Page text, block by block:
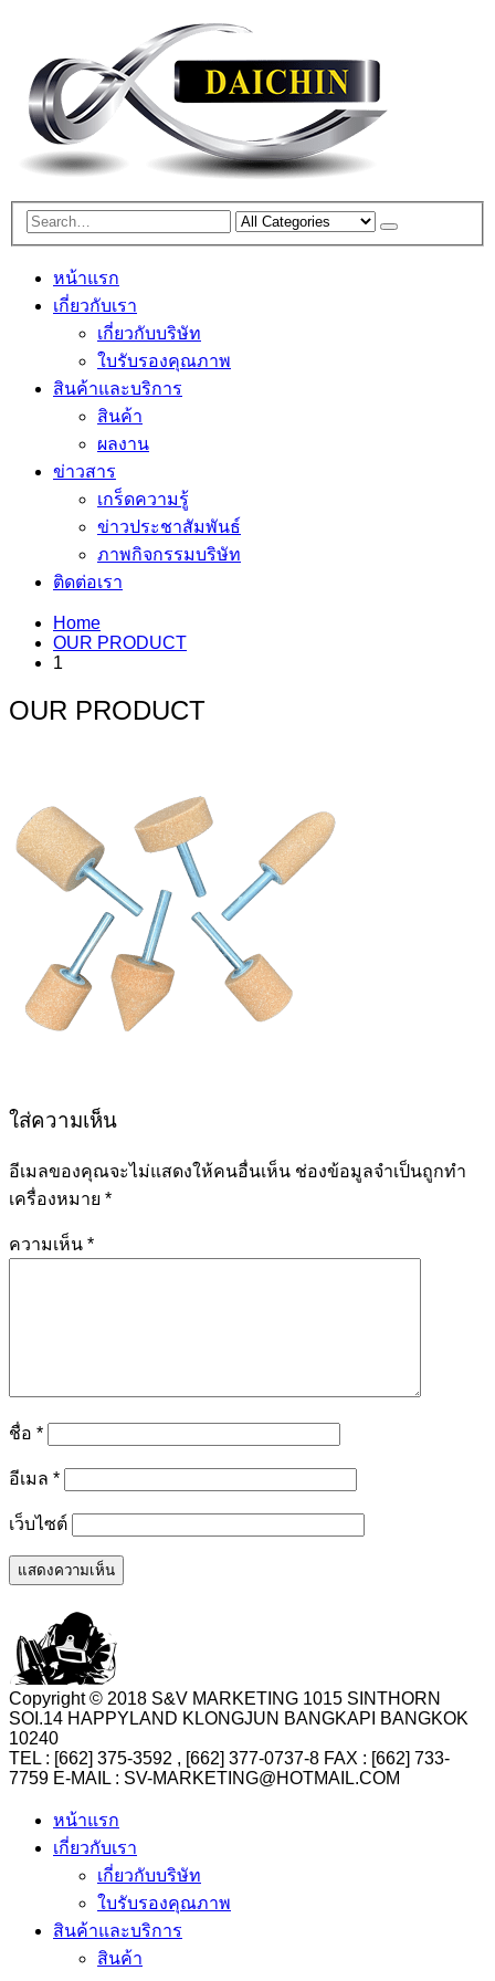
หน้าแรก
เกี่ยวกับเรา
เกี่ยวกับบริษัท
ใบรับรองคุณภาพ
สินค้าและบริการ
สินค้า
ผลงาน
ข่าวสาร
เกร็ดความรู้
ข่าวประชาสัมพันธ์
ภาพกิจกรรมบริษัท
ติดต่อเรา
Home
OUR PRODUCT
1
OUR PRODUCT
ใส่ความเห็น
อีเมลของคุณจะไม่แสดงให้คนอื่นเห็น ช่องข้อมูลจำเป็นถูกทำ
เครื่องหมาย *
ความเห็น *
ชื่อ *
อีเมล *
เว็บไซต์
Copyright © 2018 S&V MARKETING 1015 SINTHORN
SOI.14 HAPPYLAND KLONGJUN BANGKAPI BANGKOK
10240
TEL : [662] 375-3592 , [662] 377-0737-8 FAX : [662] 733-
7759 E-MAIL : SV-MARKETING@HOTMAIL.COM
หน้าแรก
เกี่ยวกับเรา
เกี่ยวกับบริษัท
ใบรับรองคุณภาพ
สินค้าและบริการ
สินค้า